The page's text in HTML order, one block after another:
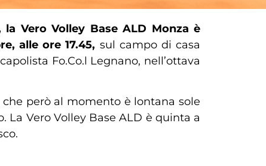
Vero Volley Base ALD Monza è
alle ore 17.45, sul campo di casa
Fo.Co.l Legnano, nell’ottava
però al momento è lontana sole
Vero Volley Base ALD è quinta a